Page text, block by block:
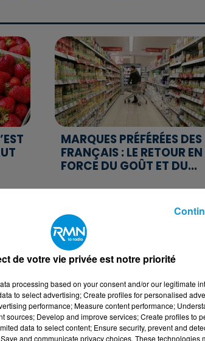
MARQUES PRÉFÉRÉES DES
FRANÇAIS : LE RETOUR EN
FORCE DU GOÛT ET DU...
MANGER SAIN COÛTE-T-
PLUS CHER ? CE QUE
UNE NOUVELLE ÉTUDE...
de votre vie privée est notre priorité
processing based on your consent and/or our legitimate
to select advertising; Create profiles for personalised
performance; Measure content performance;
sources; Develop and improve services; Create profiles to
data to select content; Ensure security, prevent and
and communicate privacy choices. These technologies